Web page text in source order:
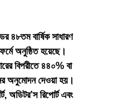
৪৮তম বার্ষিক সাধারণ
অনুষ্ঠিত হয়েছে।
বিপরীতে ৪৪০% বা
অনুমোদন দেওয়া হয়।
অডিটর’স রিপোর্ট এবং